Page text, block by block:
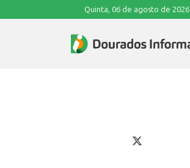
Quinta, 06 de agosto de 2026